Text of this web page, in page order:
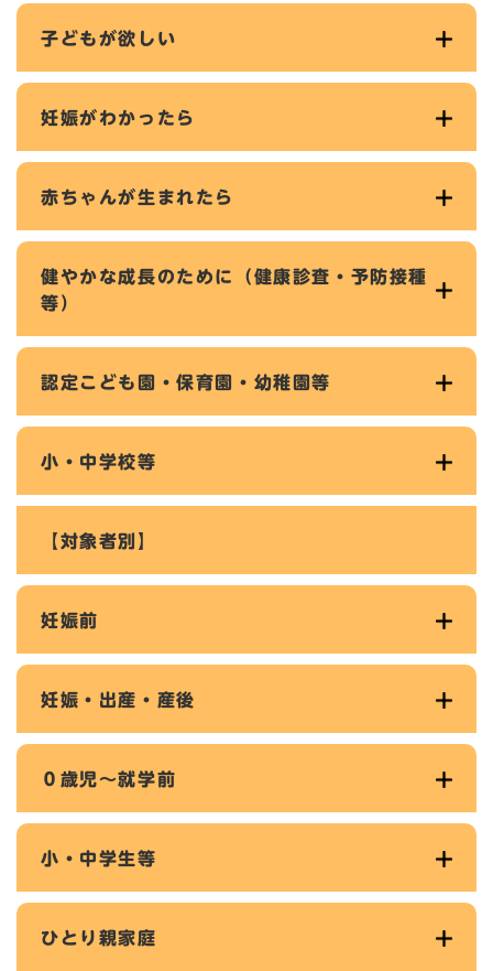
子どもが欲しい
妊娠がわかったら
赤ちゃんが生まれたら
健やかな成長のために（健康診査・予防接種
等）
認定こども園・保育園・幼稚園等
小・中学校等
【対象者別】
妊娠前
妊娠・出産・産後
０歳児～就学前
小・中学生等
ひとり親家庭